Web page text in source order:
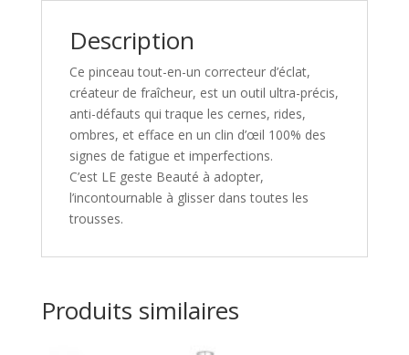
Description
Ce pinceau tout-en-un correcteur d’éclat,
créateur de fraîcheur, est un outil ultra-précis,
anti-défauts qui traque les cernes, rides,
ombres, et efface en un clin d’œil 100% des
signes de fatigue et imperfections.
C’est LE geste Beauté à adopter,
l’incontournable à glisser dans toutes les
trousses.
Produits similaires